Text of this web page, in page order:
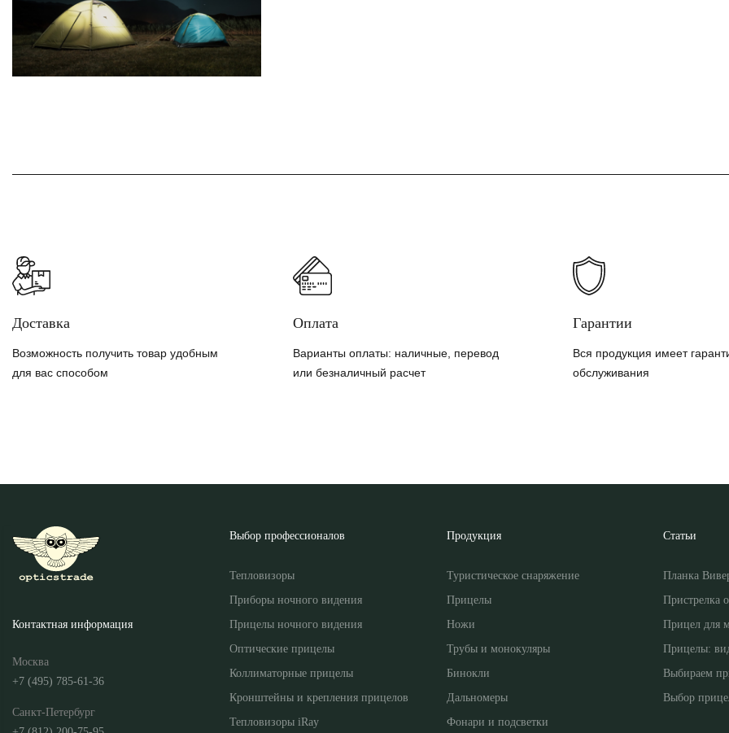
Доставка
Возможность получить товар удобным
для вас способом
Оплата
Варианты оплаты: наличные, перевод
или безналичный расчет
Гарантии
Вся продукция имеет
обслуживания
Контактная информация
Москва
+7 (495) 785-61-36
Санкт-Петербург
Выбор профессионалов
Тепловизоры
Приборы ночного видения
Прицелы ночного видения
Оптические прицелы
Коллиматорные прицелы
Кронштейны и крепления прицелов
Тепловизоры iRay
Продукция
Туристическое снаряжение
Прицелы
Ножи
Трубы и монокуляры
Бинокли
Дальномеры
Фонари и подсветки
Статьи
Планка
Пристрелка
Прицел для
Прицелы:
Выбираем
Выбор